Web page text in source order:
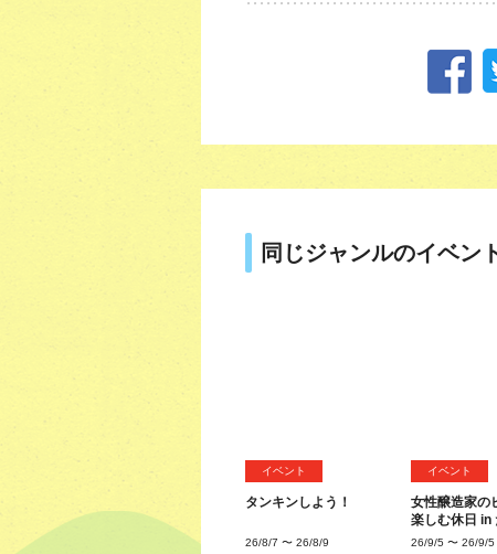
同じジャンルのイベン
イベント
タンキンしよう！
26/8/7 〜 26/8/9
イベント
女性醸造家の
楽しむ休日 in
26/9/5 〜 26/9/5